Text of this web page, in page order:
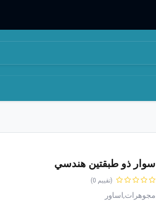
سوار ذو طبقتين هندسي
(تقييم 0)
مجوهرات,اساور